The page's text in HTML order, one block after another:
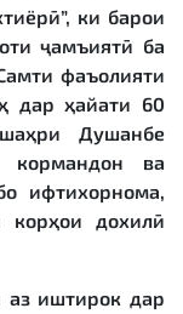
ки барои
ҷамъиятӣ ба
фаъолияти
дар ҳайати 60
Душанбе
ва
ифтихорнома,
корҳои дохилӣ
аз иштирок дар